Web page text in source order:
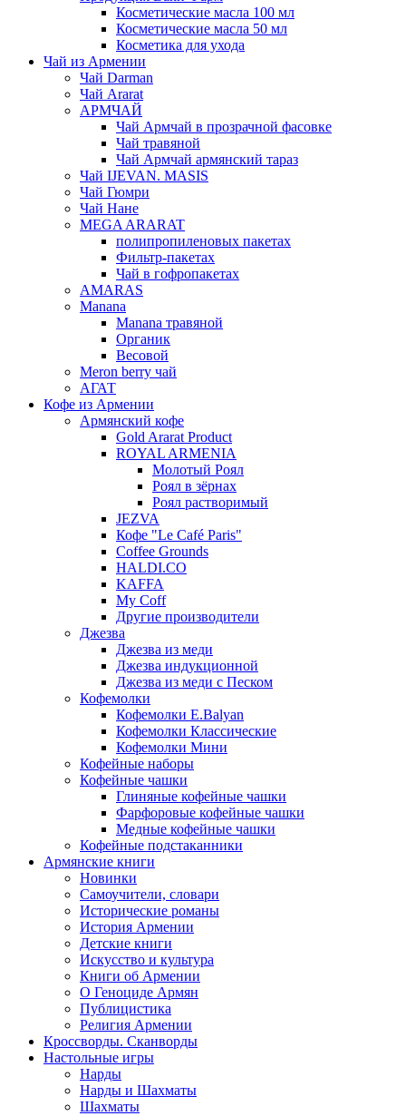
Косметические масла 100 мл
Косметические масла 50 мл
Косметика для ухода
Чай из Армении
Чай Darman
Чай Ararat
АРМЧАЙ
Чай Армчай в прозрачной фасовке
Чай травяной
Чай Армчай армянский тараз
Чай IJEVAN. MASIS
Чай Гюмри
Чай Нане
MEGA ARARAT
полипропиленовых пакетах
Фильтр-пакетах
Чай в гофропакетах
AMARAS
Manana
Manana травяной
Органик
Весовой
Meron berry чай
АГАТ
Кофе из Армении
Армянский кофе
Gold Ararat Product
ROYAL ARMENIA
Молотый Роял
Роял в зёрнах
Роял растворимый
JEZVA
Кофе "Le Café Paris"
Coffee Grounds
HALDI.CO
KAFFA
My Coff
Другие производители
Джезва
Джезва из меди
Джезва индукционной
Джезва из меди с Песком
Кофемолки
Кофемолки E.Balyan
Кофемолки Классические
Кофемолки Мини
Кофейные наборы
Кофейные чашки
Глиняные кофейные чашки
Фарфоровые кофейные чашки
Медные кофейные чашки
Кофейные подстаканники
Армянские книги
Новинки
Самоучители, словари
Исторические романы
История Армении
Детские книги
Иcкусство и культура
Книги об Армении
О Геноциде Армян
Публицистика
Религия Армении
Кроссворды. Сканворды
Настольные игры
Нарды
Нарды и Шахматы
Шахматы